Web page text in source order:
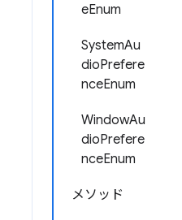
eEnum
SystemAu
dioPrefere
nceEnum
WindowAu
dioPrefere
nceEnum
メソッド